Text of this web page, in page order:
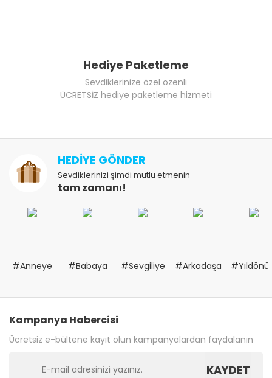
Hediye Paketleme
Sevdiklerinize özel özenli
ÜCRETSİZ hediye paketleme hizmeti
HEDİYE GÖNDER
Sevdiklerinizi şimdi mutlu etmenin
tam zamanı!
#Anneye #Babaya #Sevgiliye #Arkadaşa
Kampanya Habercisi
Ücretsiz e-bültene kayıt olun kampanyalardan faydalanın
KAYDET